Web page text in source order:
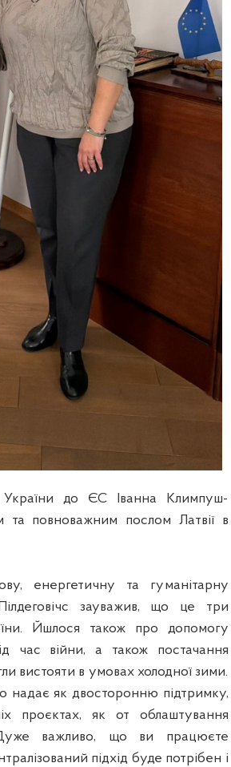
України до ЄС Іванна Климпуш-
та повноважним послом Латвії в
енергетичну та гуманітарну
зауважив, що це три
Йшлося також про допомогу
час війни, а також постачання
вистояти в умовах холодної зими.
надає як двосторонню підтримку,
проєктах, як от облаштування
важливо, що ви працюєте
підхід буде потрібен і